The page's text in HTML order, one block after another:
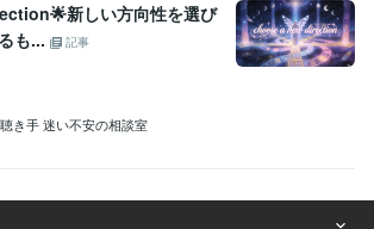
新しい方向性を選び
も...
記事
き手 迷い不安の相談室